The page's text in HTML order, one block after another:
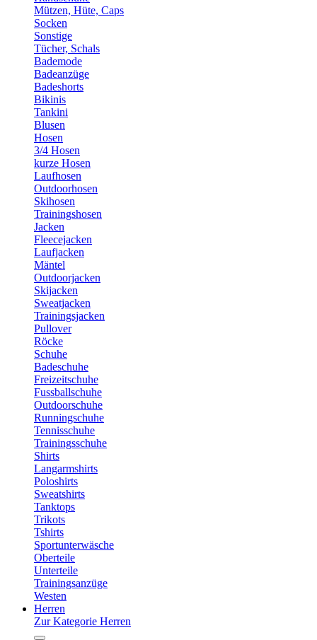
Mützen, Hüte, Caps
Socken
Sonstige
Tücher, Schals
Bademode
Badeanzüge
Badeshorts
Bikinis
Tankini
Blusen
Hosen
3/4 Hosen
kurze Hosen
Laufhosen
Outdoorhosen
Skihosen
Trainingshosen
Jacken
Fleecejacken
Laufjacken
Mäntel
Outdoorjacken
Skijacken
Sweatjacken
Trainingsjacken
Pullover
Röcke
Schuhe
Badeschuhe
Freizeitschuhe
Fussballschuhe
Outdoorschuhe
Runningschuhe
Tennisschuhe
Trainingsschuhe
Shirts
Langarmshirts
Poloshirts
Sweatshirts
Tanktops
Trikots
Tshirts
Sportunterwäsche
Oberteile
Unterteile
Trainingsanzüge
Westen
Herren
Zur Kategorie Herren